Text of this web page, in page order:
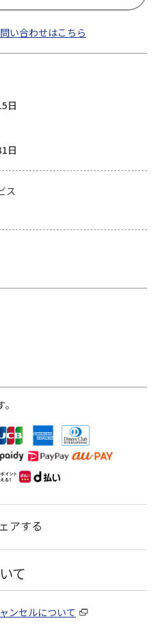
い合わせはこちら
日
日
ス
アする
て
ンセルについて